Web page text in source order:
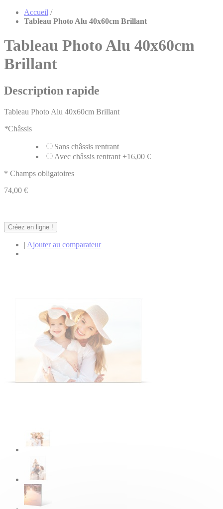
Accueil /
Tableau Photo Alu 40x60cm Brillant
Tableau Photo Alu 40x60cm
Brillant
Description rapide
Tableau Photo Alu 40x60cm Brillant
*Châssis
Sans châssis rentrant
Avec châssis rentrant +16,00 €
* Champs obligatoires
74,00 €
Créez en ligne !
| Ajouter au comparateur